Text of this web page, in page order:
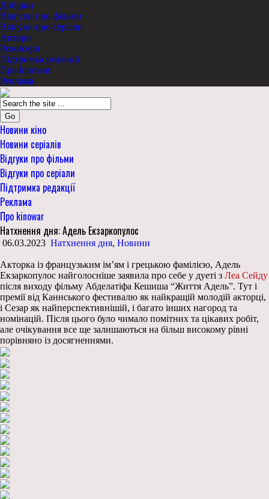
Добірки
Відгуки про фільми
Відгуки про серіали
Актори
Режисери
Підтримка редакції
Про kinowar
Реклама
Go
Новини кіно
Новини серіалів
Відгуки про фільми
Відгуки про серіали
Підтримка редакції
Реклама
Про kinowar
Натхнення дня: Адель Екзаркопулос
06.03.2023 Натхнення дня, Новини
Акторка із французьким ім’ям і грецькою фамілією, Адель
Екзаркопулос найголосніше заявила про себе у дуеті з Леа Сейду
після виходу фільму Абделатіфа Кешиша “Життя Адель”. Тут і
премії від Каннського фестивалю як найкращій молодій акторці,
і Сезар як найперспективнішій, і багато інших нагород та
номінацій. Після цього було чимало помітних та цікавих робіт,
але очікування все ще залишаються на більш високому рівні
порівняно із досягненнями.